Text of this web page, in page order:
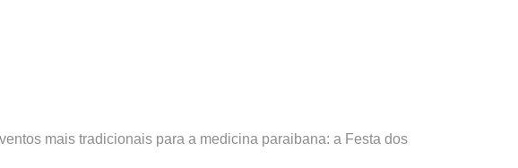
mais tradicionais para a medicina paraibana: a Festa dos